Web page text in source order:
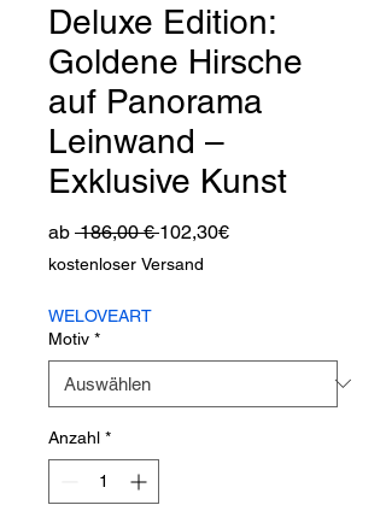
Deluxe Edition:
Goldene Hirsche
auf Panorama
Leinwand –
Exklusive Kunst
ab 186,00 € Standardpreis
102,30€Sale-
kostenloser Versand
WELOVEART
Motiv *
Anzahl *